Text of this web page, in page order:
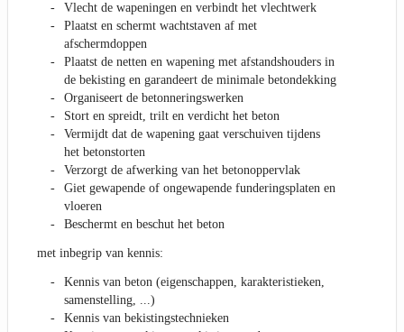
Vlecht de wapeningen en verbindt het vlechtwerk
Plaatst en schermt wachtstaven af met
afschermdoppen
Plaatst de netten en wapening met afstandshouders in
de bekisting en garandeert de minimale betondekking
Organiseert de betonneringswerken
Stort en spreidt, trilt en verdicht het beton
Vermijdt dat de wapening gaat verschuiven tijdens
het betonstorten
Verzorgt de afwerking van het betonoppervlak
Giet gewapende of ongewapende funderingsplaten en
vloeren
Beschermt en beschut het beton
met inbegrip van kennis:
Kennis van beton (eigenschappen, karakteristieken,
samenstelling, ...)
Kennis van bekistingstechnieken